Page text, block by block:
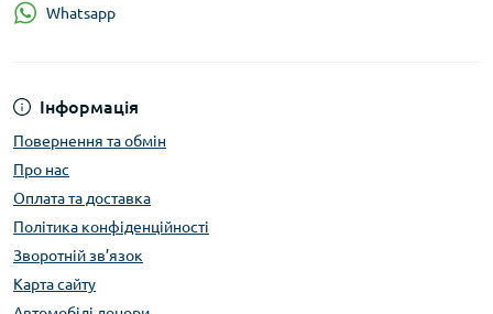
Інформація
Повернення та обмін
Про нас
Оплата та доставка
Політика конфіденційності
Зворотній зв’язок
Карта сайту
Whatsapp